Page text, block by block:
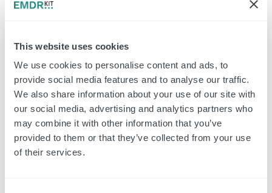
This website uses cookies
We use cookies to personalise content and ads, to
provide social media features and to analyse our traffic.
We also share information about your use of our site with
our social media, advertising and analytics partners who
may combine it with other information that you’ve
provided to them or that they’ve collected from your use
of their services.
IBAN: NL16RABO0138955468
Griffeweg 80
9723 DR Groningen
Países Bajos
Horarios de apertura